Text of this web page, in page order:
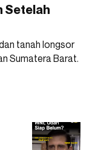
Setelah
tanah longsor
Sumatera Barat.